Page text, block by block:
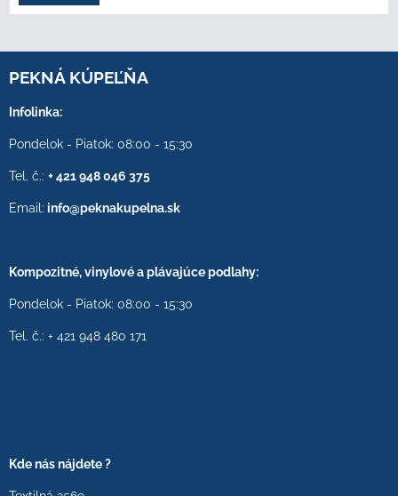
PEKNÁ KÚPEĽŇA
Infolinka:
Pondelok - Piatok: 08:00 - 15:30
Tel. č.: + 421 948 046 375
Email: info@peknakupelna.sk
Kompozitné, vinylové a plávajúce podlahy:
Pondelok - Piatok: 08:00 - 15:30
Tel. č.: + 421 948 480 171
Kde nás nájdete ?